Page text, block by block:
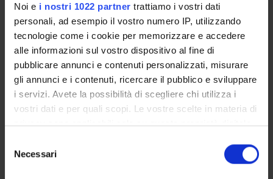
Noi e i nostri 1022 partner trattiamo i vostri dati
personali, ad esempio il vostro numero IP, utilizzando
tecnologie come i cookie per memorizzare e accedere
alle informazioni sul vostro dispositivo al fine di
pubblicare annunci e contenuti personalizzati, misurare
gli annunci e i contenuti, ricercare il pubblico e sviluppare
i servizi. Avete la possibilità di scegliere chi utilizza i
vostri dati e per quali scopi. Le vostre scelte in materia di
privacy sono applicabili solo su questa proprietà digitale
modificare o revocare il proprio consenso in qualsiasi
momento dalla Dichiarazione sui cookie o facendo clic
delNecessari
Specializzando
Balmaceda Valdez Valeria Roxana
Contrattista di ricerca
Bellantuono David
Personale di spin-off
Tecnico-Amministrativo
Boschetto Giulia Solidea Carlotta